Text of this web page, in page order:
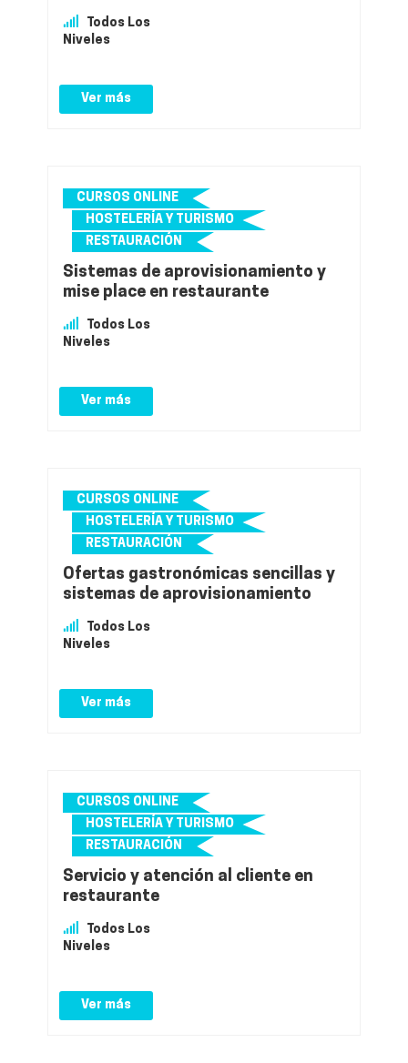
Todos Los
Niveles
Ver más
CURSOS ONLINE
HOSTELERÍA Y TURISMO
RESTAURACIÓN
Sistemas de aprovisionamiento y
mise place en restaurante
Todos Los
Niveles
Ver más
CURSOS ONLINE
HOSTELERÍA Y TURISMO
RESTAURACIÓN
Ofertas gastronómicas sencillas y
sistemas de aprovisionamiento
Todos Los
Niveles
Ver más
CURSOS ONLINE
HOSTELERÍA Y TURISMO
RESTAURACIÓN
Servicio y atención al cliente en
restaurante
Todos Los
Niveles
Ver más